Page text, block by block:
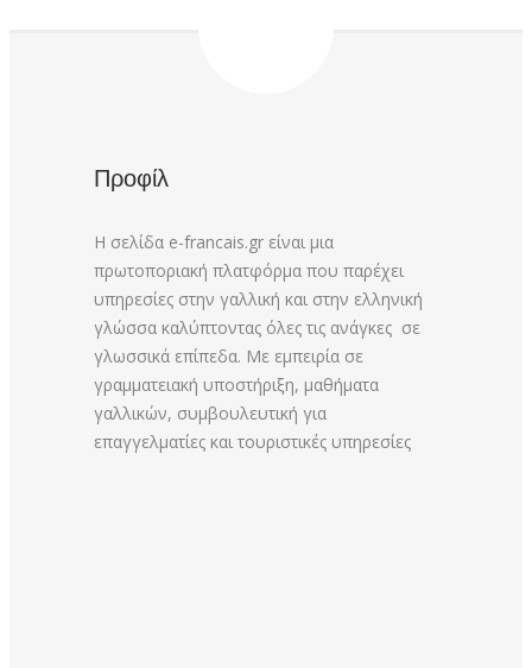
Προφίλ
Η σελίδα e-francais.gr είναι μια
πρωτοποριακή πλατφόρμα που παρέχει
υπηρεσίες στην γαλλική και στην ελληνική
γλώσσα καλύπτοντας όλες τις ανάγκες σε
γλωσσικά επίπεδα. Με εμπειρία σε
γραμματειακή υποστήριξη, μαθήματα
γαλλικών, συμβουλευτική για
επαγγελματίες και τουριστικές υπηρεσίες